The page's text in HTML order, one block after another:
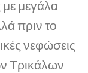
με μεγάλα
πριν το
νεφώσεις
Τρικάλων